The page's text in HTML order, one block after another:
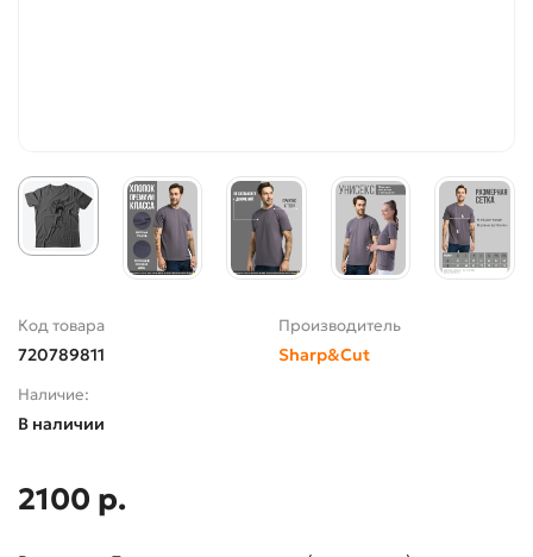
Код товара
720789811
Производитель
Sharp&Cut
Наличие:
В наличии
2100 р.